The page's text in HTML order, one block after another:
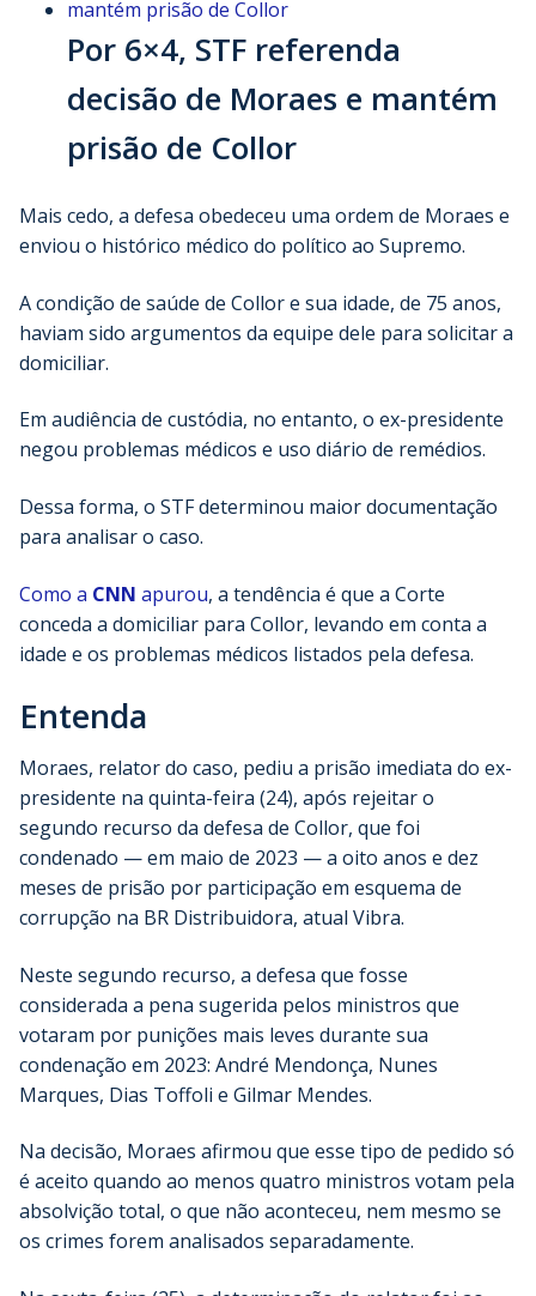
Por 6×4, STF referenda
decisão de Moraes e mantém
prisão de Collor
Mais cedo, a defesa obedeceu uma ordem de Moraes e
enviou o histórico médico do político ao Supremo.
A condição de saúde de Collor e sua idade, de 75 anos,
haviam sido argumentos da equipe dele para solicitar a
domiciliar.
Em audiência de custódia, no entanto, o ex-presidente
negou problemas médicos e uso diário de remédios.
Dessa forma, o STF determinou maior documentação
para analisar o caso.
Como a CNN apurou, a tendência é que a Corte
conceda a domiciliar para Collor, levando em conta a
idade e os problemas médicos listados pela defesa.
Entenda
Moraes, relator do caso, pediu a prisão imediata do ex-
presidente na quinta-feira (24), após rejeitar o
segundo recurso da defesa de Collor, que foi
condenado — em maio de 2023 — a oito anos e dez
meses de prisão por participação em esquema de
corrupção na BR Distribuidora, atual Vibra.
Neste segundo recurso, a defesa que fosse
considerada a pena sugerida pelos ministros que
votaram por punições mais leves durante sua
condenação em 2023: André Mendonça, Nunes
Marques, Dias Toffoli e Gilmar Mendes.
Na decisão, Moraes afirmou que esse tipo de pedido só
é aceito quando ao menos quatro ministros votam pela
absolvição total, o que não aconteceu, nem mesmo se
os crimes forem analisados separadamente.